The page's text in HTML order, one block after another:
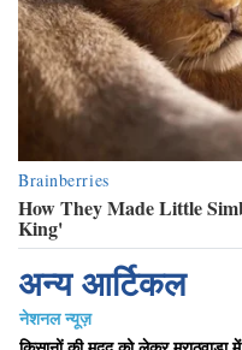
अन्य आर्टिकल
नेशनल न्यूज़